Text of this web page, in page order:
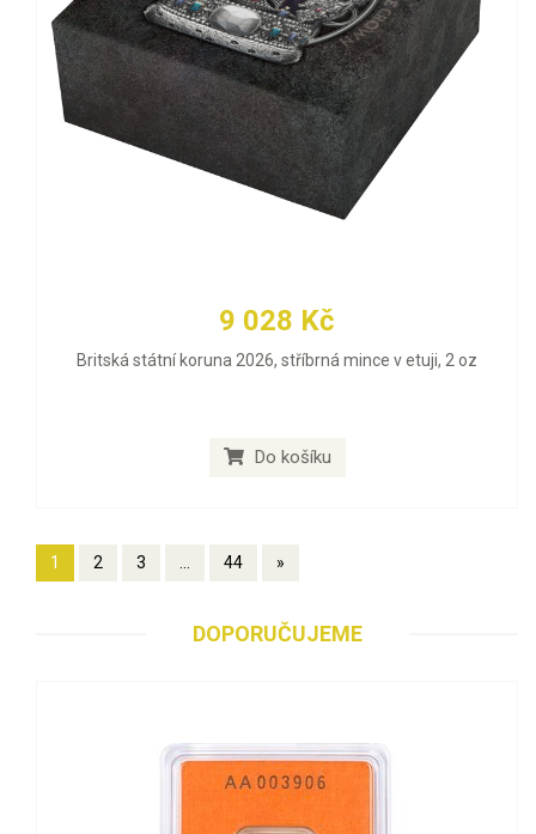
9 028 Kč
Britská státní koruna 2026, stříbrná mince v etuji, 2 oz
Do košíku
1 2 3 ... 44 »
DOPORUČUJEME